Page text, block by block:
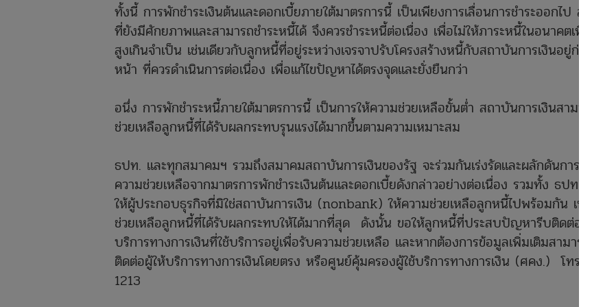
ทั้งนี้ การพักชำระเงินต้นและดอกเบี้ยภายใต้มาตรการนี้ เป็นเพียงการเลื่อนการชำระออกไป ลูกหนี้
ที่ยังมีศักยภาพและสามารถชำระหนี้ได้ จึงควรชำระหนี้ต่อเนื่อง เพื่อไม่ให้ภาระหนี้ในอนาคตเพิ่มขึ้น
สูงเกินจำเป็น เช่นเดียวกับลูกหนี้ที่อยู่ระหว่างเจรจาปรับโครงสร้างหนี้กับสถาบันการเงินอยู่ก่อน
หน้า ที่ควรดำเนินการต่อเนื่อง เพื่อแก้ไขปัญหาได้ตรงจุดและยั่งยืนกว่า
อนึ่ง การพักชำระหนี้ภายใต้มาตรการนี้ เป็นการให้ความช่วยเหลือขั้นต่ำ สถาบันการเงินสามารถ
ช่วยเหลือลูกหนี้ที่ได้รับผลกระทบรุนแรงได้มากขึ้นตามความเหมาะสม
ธปท. และทุกสมาคมฯ รวมถึงสมาคมสถาบันการเงินของรัฐ จะร่วมกันเร่งรัดและผลักดันการให้
ความช่วยเหลือจากมาตรการพักชำระเงินต้นและดอกเบี้ยดังกล่าวอย่างต่อเนื่อง รวมทั้ง ธปท. ได้ขอ
ให้ผู้ประกอบธุรกิจที่มิใช่สถาบันการเงิน (nonbank) ให้ความช่วยเหลือลูกหนี้ไปพร้อมกัน เพื่อ
ช่วยเหลือลูกหนี้ที่ได้รับผลกระทบให้ได้มากที่สุด ดังนั้น ขอให้ลูกหนี้ที่ประสบปัญหารีบติดต่อผู้ให้
บริการทางการเงินที่ใช้บริการอยู่เพื่อรับความช่วยเหลือ และหากต้องการข้อมูลเพิ่มเติมสามารถ
ติดต่อผู้ให้บริการทางการเงินโดยตรง หรือศูนย์คุ้มครองผู้ใช้บริการทางการเงิน (ศคง.) โทร
1213